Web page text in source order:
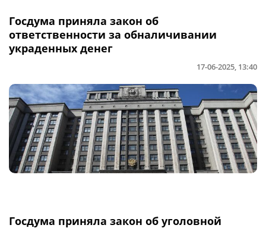
Госдума приняла закон об
ответственности за обналичивании
украденных денег
17-06-2025, 13:40
Госдума приняла закон об уголовной